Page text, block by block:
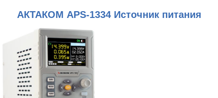
АКТАКОМ APS-1334 Источник питания